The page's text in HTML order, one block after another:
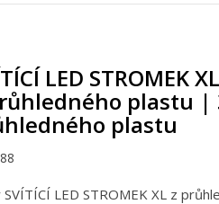
LED STROMEK
plastu |
plastu
SVÍTÍCÍ LED STROMEK XL z